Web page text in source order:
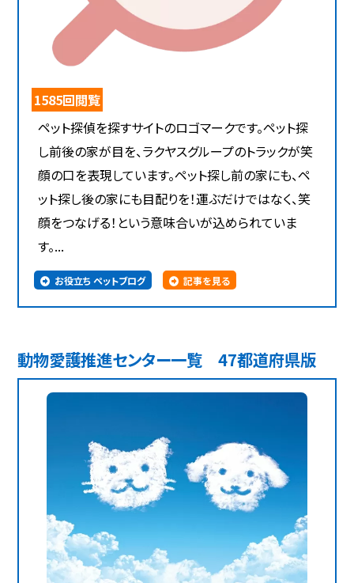
1585回閲覧
ペット探偵を探すサイトのロゴマークです。ペット探
し前後の家が目を、ラクヤスグループのトラックが笑
顔の口を表現しています。ペット探し前の家にも、ペ
ット探し後の家にも目配りを！運ぶだけではなく、笑
顔をつなげる！という意味合いが込められていま
す。...
お役立ち ペットブログ 記事を見る
動物愛護推進センター一覧 47都道府県版